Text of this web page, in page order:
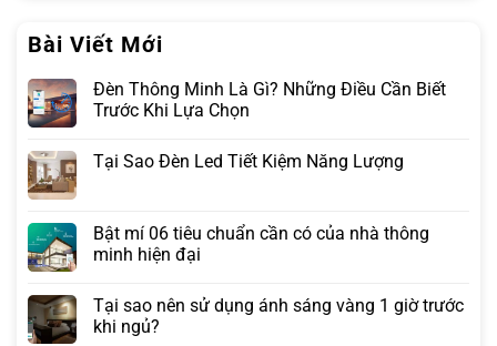
Bài Viết Mới
Đèn Thông Minh Là Gì? Những Điều Cần Biết
Trước Khi Lựa Chọn
Tại Sao Đèn Led Tiết Kiệm Năng Lượng
Bật mí 06 tiêu chuẩn cần có của nhà thông
minh hiện đại
Tại sao nên sử dụng ánh sáng vàng 1 giờ trước
khi ngủ?